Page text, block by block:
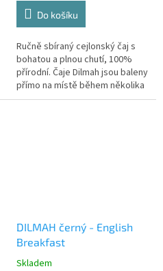
Do košíku
Ručně sbíraný cejlonský čaj s
bohatou a plnou chutí, 100%
přírodní. Čaje Dilmah jsou baleny
přímo na místě během několika
dní po ručním sběru čerstvých
DILMAH černý - English
Breakfast
Skladem